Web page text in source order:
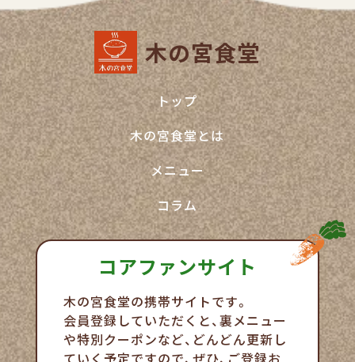
木の宮食堂
トップ
木の宮食堂とは
メニュー
コラム
コアファンサイト
木の宮食堂の携帯サイトです。
会員登録していただくと、裏メニュー
や特別クーポンなど、 どんどん更新し
ていく予定ですので、ぜひ、ご登録お